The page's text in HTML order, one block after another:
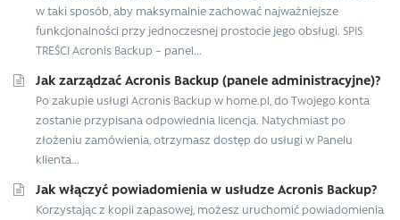
w taki sposób, aby maksymalnie zachować najważniejsze
funkcjonalności przy jednoczesnej prostocie jego obsługi. SPIS
TREŚCI Acronis Backup – panel...
Jak zarządzać Acronis Backup (panele administracyjne)?
Po zakupie usługi Acronis Backup w home.pl, do Twojego konta
zostanie przypisana odpowiednia licencja. Natychmiast po
złożeniu zamówienia, otrzymasz dostęp do usługi w Panelu
klienta...
Jak włączyć powiadomienia w usłudze Acronis Backup?
Korzystając z kopii zapasowej, możesz uruchomić powiadomienia